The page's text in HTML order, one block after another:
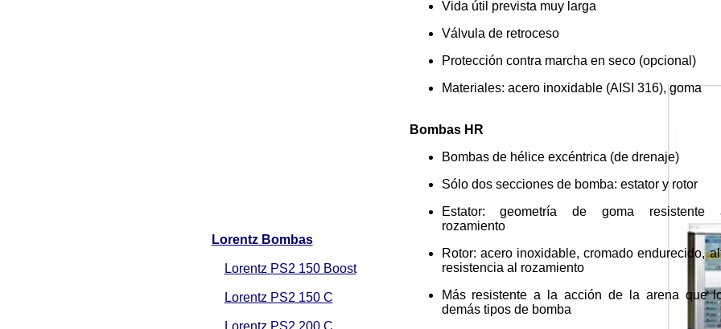
Lorentz Bombas
Lorentz PS2 150 Boost
Lorentz PS2 150 C
Lorentz PS2 200 C
Vida útil prevista muy larga
Válvula de retroceso
Protección contra marcha en seco (opcional)
Materiales: acero inoxidable (AISI 316), goma
Bombas HR
Bombas de hélice excéntrica (de drenaje)
Sólo dos secciones de bomba: estator y rotor
Estator: geometría de goma resistente
rozamiento
Rotor: acero inoxidable, cromado endurecido,
resistencia al rozamiento
Más resistente a la acción de la arena que
demás tipos de bomba